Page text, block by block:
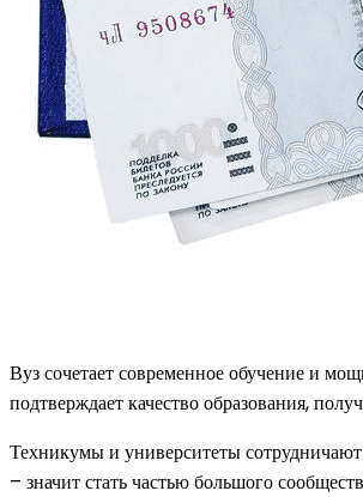
Вуз сочетает современное обучение и
подтверждает качество образования,
Техникумы и университеты
– значит стать частью большого